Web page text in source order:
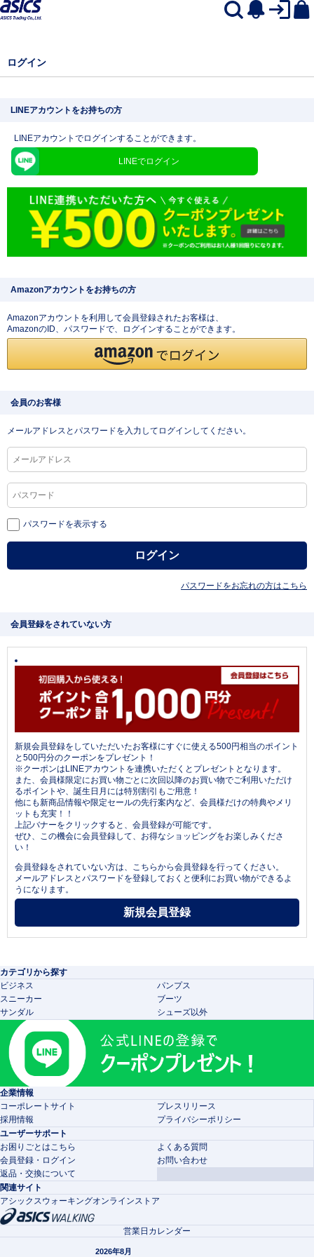
ログイン
LINEアカウントをお持ちの方
LINEアカウントでログインすることができます。
LINEでログイン
Amazonアカウントをお持ちの方
Amazonアカウントを利用して会員登録されたお客様は、
AmazonのID、パスワードで、ログインすることができます。
会員のお客様
メールアドレスとパスワードを入力してログインしてください。
パスワードを表示する
パスワードをお忘れの方はこちら
会員登録をされていない方
新規会員登録をしていただいたお客様にすぐに使える500円相当のポイント
と500円分のクーポンをプレゼント！
※クーポンはLINEアカウントを連携いただくとプレゼントとなります。
また、会員様限定にお買い物ごとに次回以降のお買い物でご利用いただけ
るポイントや、誕生日月には特別割引もご用意！
他にも新商品情報や限定セールの先行案内など、会員様だけの特典やメリ
ットも充実！！
上記バナーをクリックすると、会員登録が可能です。
ぜひ、この機会に会員登録して、お得なショッピングをお楽しみくださ
い！
会員登録をされていない方は、こちらから会員登録を行ってください。
メールアドレスとパスワードを登録しておくと便利にお買い物ができるよ
うになります。
カテゴリから探す
ビジネス
パンプス
スニーカー
ブーツ
サンダル
シューズ以外
企業情報
コーポレートサイト
プレスリリース
採用情報
プライバシーポリシー
ユーザーサポート
お困りごとはこちら
よくある質問
会員登録・ログイン
お問い合わせ
返品・交換について
関連サイト
アシックスウォーキングオンラインストア
営業日カレンダー
2026年8月